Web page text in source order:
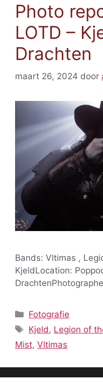
Photo
LOTD –
Drachten
maart 26, 2024 door
Bands: Vltimas ,
KjeldLocation:
Categorieën
Fotografie
Tags
Kjeld, Legion of
Mist, Vltimas